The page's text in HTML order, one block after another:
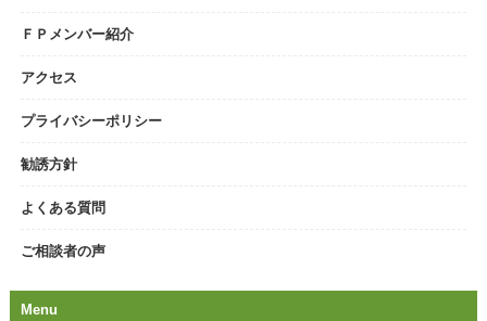
ＦＰメンバー紹介
アクセス
プライバシーポリシー
勧誘方針
よくある質問
ご相談者の声
Menu